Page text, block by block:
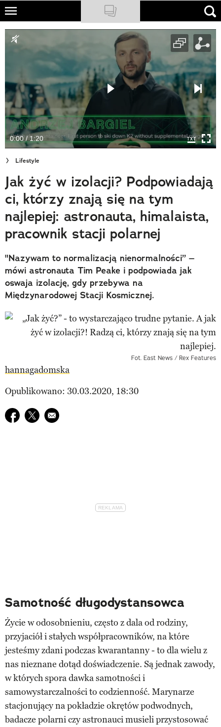
Skip
main
content
NATIONAL GEOGRAPHIC
TRAVELER
PODCASTY
Sklep
Newsletter
Cuda Polski
Wielki Konkurs Fotograficzny
Trendbook Podróżniczy
Polecane
0:00 / 1:20
Lifestyle
Jak żyć w izolacji? Podpowiadają
ci, którzy znają się na tym
najlepiej: astronauta, himalaista,
pracownik stacji polarnej
"Nazywam to normalizacją nienormalności” –
mówi astronauta Tim Peake i podpowiada jak
oswaja izolację, gdy przebywa na
Międzynarodowej Stacji Kosmicznej.
Fot. East News / Rex Features
hannagadomska
Opublikowano: 30.03.2020, 18:30
Udostępnij na facebook
Udostępnij na twitter
E-mail do przyjaciela
Samotność długodystansowca
Życie w odosobnieniu, często z dala od rodziny,
przyjaciół i stałych współpracowników, na które
jesteśmy zdani podczas kwarantanny - to dla wielu z
nas nieznane dotąd doświadczenie. Są jednak zawody,
w których spora dawka samotności i
samowystarczalności to codzienność. Marynarze
stacjonujący na pokładzie okrętów podwodnych,
badacze polarni czy astronauci musieli przystosować